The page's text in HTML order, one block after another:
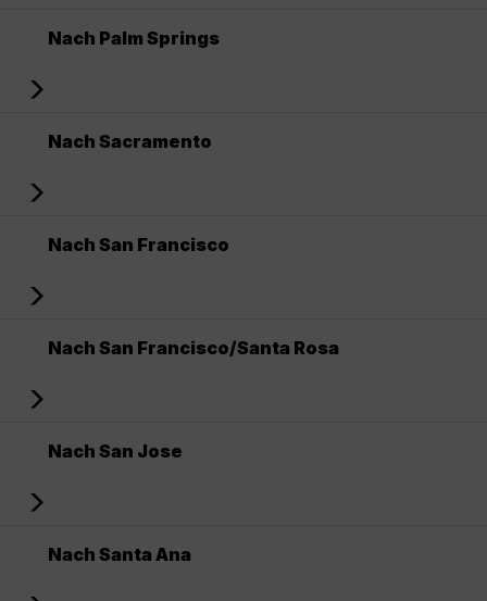
Nach Palm Springs
Nach Sacramento
Nach San Francisco
Nach San Francisco/Santa Rosa
Nach San Jose
Nach Santa Ana